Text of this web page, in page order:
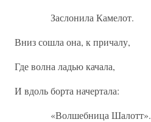
Заслонила Камелот.
Вниз сошла она, к причалу,
Где волна ладью качала,
И вдоль борта начертала:
«Волшебница Шалотт».